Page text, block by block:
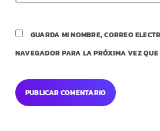
GUARDA MI NOMBRE, CORREO
NAVEGADOR PARA LA PRÓXIMA VEZ QUE